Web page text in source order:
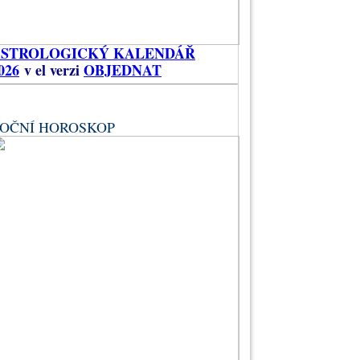
KALENDÁŘ
v el verziOBJEDNAT
HOROSKOP